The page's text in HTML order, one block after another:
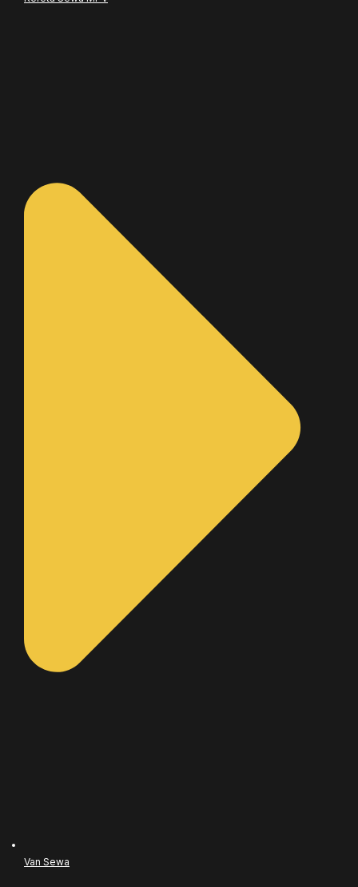
Van Sewa